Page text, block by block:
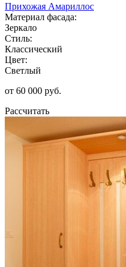
Прихожая Амариллос
Материал фасада:
Зеркало
Стиль:
Классический
Цвет:
Светлый
от 60 000 руб.
Рассчитать